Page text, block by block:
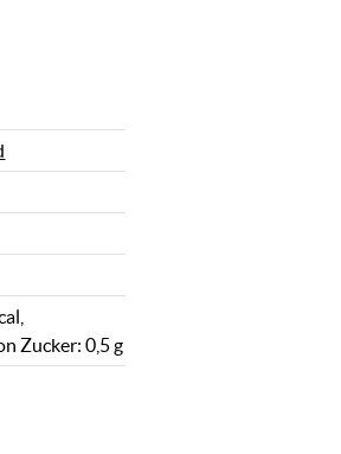
Zucker: 0,5 g